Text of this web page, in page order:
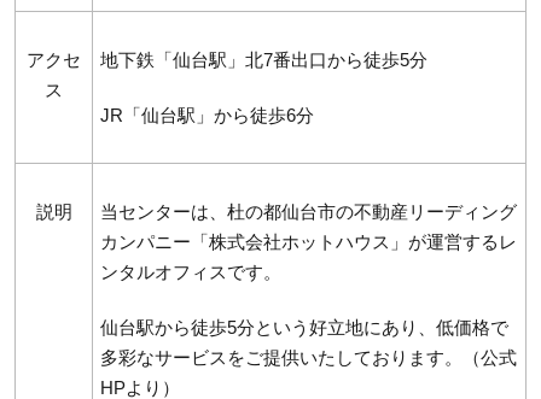
アクセ
ス
地下鉄「仙台駅」北7番出口から徒歩5分
JR「仙台駅」から徒歩6分
説明
当センターは、杜の都仙台市の不動産リーディング
カンパニー「株式会社ホットハウス」が運営するレ
ンタルオフィスです。
仙台駅から徒歩5分という好立地にあり、低価格で
多彩なサービスをご提供いたしております。（公式
HPより）